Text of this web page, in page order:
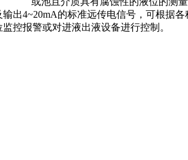
出4~20mA的标准远传电信号，可根据
控报警或对进液出液设备进行控制。